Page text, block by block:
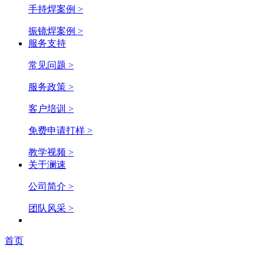
手持焊案例 >
振镜焊案例 >
服务支持
常见问题 >
服务政策 >
客户培训 >
免费申请打样 >
教学视频 >
关于澜速
公司简介 >
团队风采 >
首页